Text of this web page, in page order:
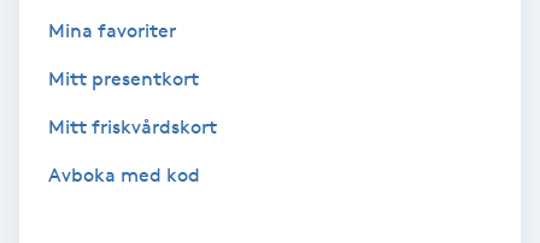
Tvätt & Fön
Vaccination
Mina favoriter
Mitt presentkort
Mitt friskvårdskort
Avboka med kod